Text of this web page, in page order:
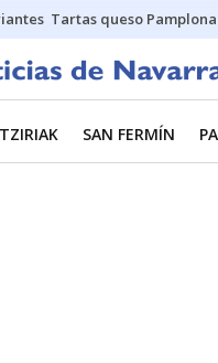
Tartas queso Pamplona
SAN FERMÍN